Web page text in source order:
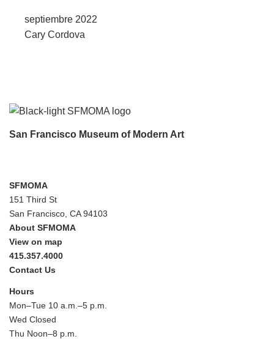
septiembre 2022
Cary Cordova
San Francisco Museum of Modern Art
SFMOMA
151 Third St
San Francisco, CA 94103
About SFMOMA
View on map
415.357.4000
Contact Us
Hours
Mon–Tue 10 a.m.–5 p.m.
Wed Closed
Thu Noon–8 p.m.